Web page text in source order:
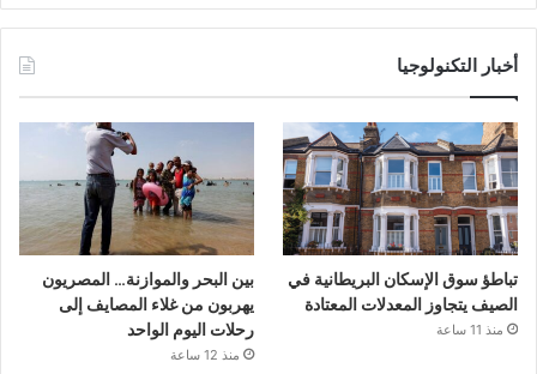
أخبار التكنولوجيا
تباطؤ سوق الإسكان البريطانية في
الصيف يتجاوز المعدلات المعتادة
منذ 11 ساعة
بين البحر والموازنة… المصريون
يهربون من غلاء المصايف إلى
رحلات اليوم الواحد
منذ 12 ساعة